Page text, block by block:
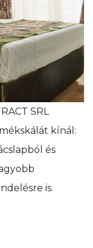
SRL
kínál:
és
is.